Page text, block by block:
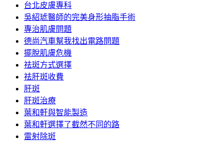
台北皮膚專科
吳紹琥醫師的完美身形抽脂手術
專治肌膚問題
德尚汽車幫我找出電路問題
擺脫肌膚危機
祛斑方式選擇
祛肝斑收費
肝斑
肝斑治療
葉和軒與智能製造
葉和軒選擇了截然不同的路
雷射除斑